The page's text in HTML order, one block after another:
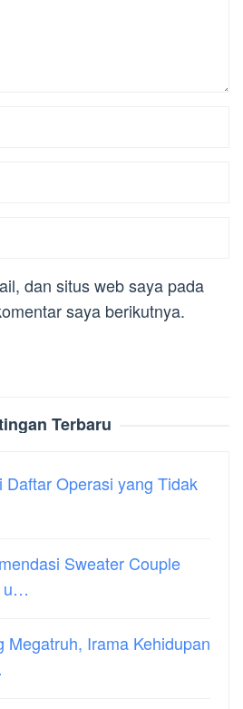
dan situs web saya pada
saya berikutnya.
Terbaru
Daftar Operasi yang Tidak
Sweater Couple
u…
Megatruh, Irama Kehidupan